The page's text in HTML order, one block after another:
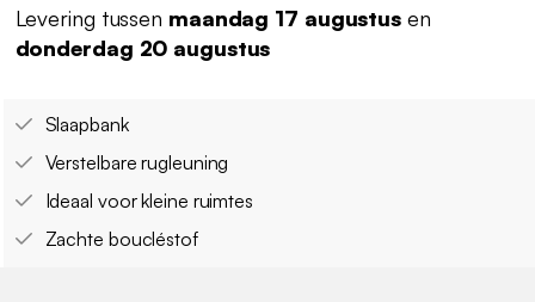
Levering tussen maandag 17 augustus en
donderdag 20 augustus
Slaapbank
Verstelbare rugleuning
Ideaal voor kleine ruimtes
Zachte boucléstof